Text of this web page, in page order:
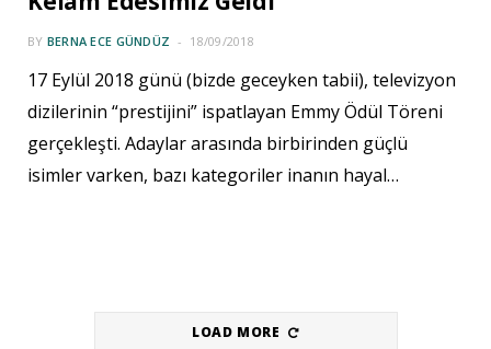
BY BERNA ECE GÜNDÜZ 18/09/2018
17 Eylül 2018 günü (bizde geceyken tabii), televizyon
dizilerinin “prestijini” ispatlayan Emmy Ödül Töreni
gerçekleşti. Adaylar arasında birbirinden güçlü
isimler varken, bazı kategoriler inanın hayal…
LOAD MORE